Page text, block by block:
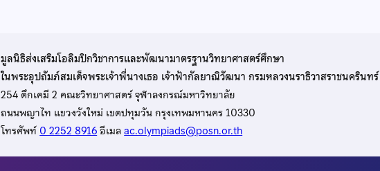
มูลนิธิส่งเสริมโอลิมปิกวิชาการและพัฒนามาตรฐานวิทยาศาสตร์ศึกษา
ในพระอุปถัมภ์สมเด็จพระเจ้าพี่นางเธอ เจ้าฟ้ากัลยาณิวัฒนา กรมหลวงนราธิวาสราชนครินทร์
254 ตึกเคมี 2 คณะวิทยาศาสตร์ จุฬาลงกรณ์มหาวิทยาลัย
ถนนพญาไท แขวงวังใหม่ เขตปทุมวัน กรุงเทพมหานคร 10330
โทรศัพท์0 2252 8916อีเมลac.olympiads@posn.or.th